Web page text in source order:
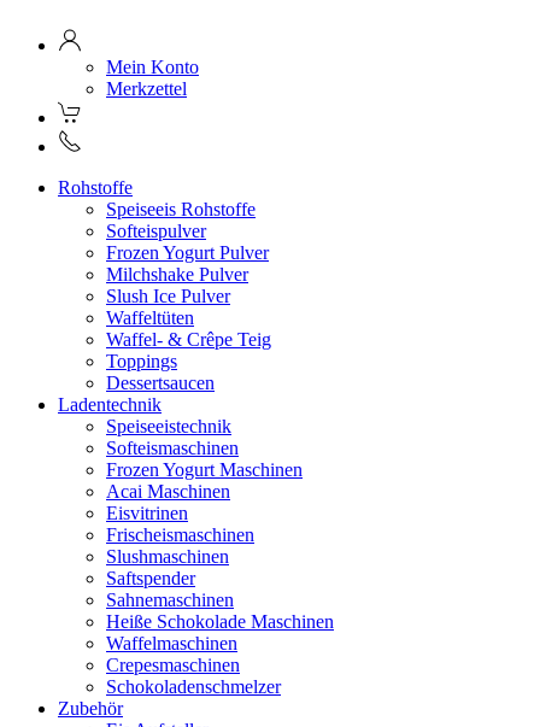
Mein Konto
Merkzettel
Rohstoffe
Speiseeis Rohstoffe
Softeispulver
Frozen Yogurt Pulver
Milchshake Pulver
Slush Ice Pulver
Waffeltüten
Waffel- & Crêpe Teig
Toppings
Dessertsaucen
Ladentechnik
Speiseeistechnik
Softeismaschinen
Frozen Yogurt Maschinen
Acai Maschinen
Eisvitrinen
Frischeismaschinen
Slushmaschinen
Saftspender
Sahnemaschinen
Heiße Schokolade Maschinen
Waffelmaschinen
Crepesmaschinen
Schokoladenschmelzer
Zubehör